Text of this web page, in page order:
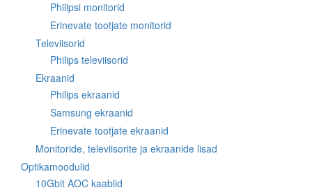
Philipsi monitorid
Erinevate tootjate monitorid
Televiisorid
Philips televiisorid
Ekraanid
Philips ekraanid
Samsung ekraanid
Erinevate tootjate ekraanid
Monitoride, televiisorite ja ekraanide lisad
Optikamoodulid
10Gbit AOC kaablid